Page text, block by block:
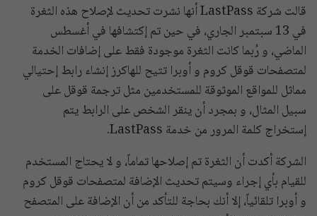
قالت شركة LastPass أنها نشرت تحديث لإصلاح هذه الثغرة
في 13 سبتمبر الجاري، في حين تم إكتشافها في أغسطس
الماضي، و رُبما كانت الثغرة موجودة فقط على إضافات الخدمة
لمتصفحات قوقل كروم و أوبرا تتيح للهاكرز إنشاء رابط إحتيالي
مماثل للمواقع الموثوقة للمستخدمين مثل ترجمة قوقل على
سبيل المثال، و بمجرد أن ينقر الشخص على الرابط يتم
إستخراج كلمة المرور من خدمة LastPass.
الشركة أكدت أن الثغرة تم إصلاحها تماماً، و لا يحتاج المستخدم
للقيام بأي إجراء وسيتم تحديث الإضافة لمتصفحات قوقل كروم
و أوبرا تلقائياً، إلا أنك بحاجة للتأكد من أن الإضافة على المتصفح